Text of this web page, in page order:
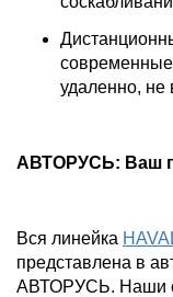
современные
удаленно, не
АВТОРУСЬ: Ваш
Вся линейка
представлена в
АВТОРУСЬ. Наши